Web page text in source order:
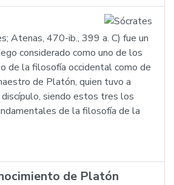
Atenas, 470-ib., 399 a. C) fue un
considerado como uno de los
de la filosofía occidental como de
de Platón, quien tuvo a
siendo estos tres los
de la filosofía de la
de Platón